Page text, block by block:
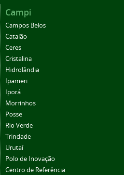
Campi
Campos Belos
Catalão
Ceres
Cristalina
Hidrolândia
Ipameri
Iporá
Morrinhos
Posse
Rio Verde
Trindade
Urutaí
Polo de Inovação
Centro de Referência